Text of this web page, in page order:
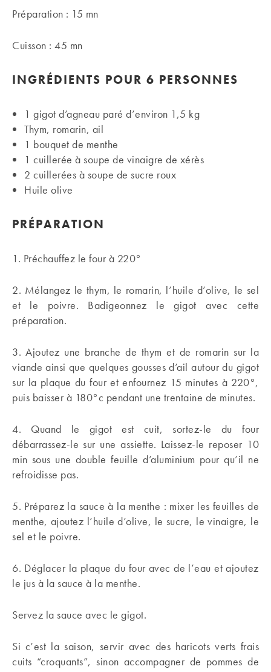
Préparation : 15 mn
Cuisson : 45 mn
INGRÉDIENTS POUR 6 PERSONNES
1 gigot d’agneau paré d’environ 1,5 kg
Thym, romarin, ail
1 bouquet de menthe
1 cuillerée à soupe de vinaigre de xérès
2 cuillerées à soupe de sucre roux
Huile olive
PRÉPARATION
1. Préchauffez le four à 220°
2. Mélangez le thym, le romarin, l’huile d’olive, le sel
et le poivre. Badigeonnez le gigot avec cette
préparation.
3. Ajoutez une branche de thym et de romarin sur la
viande ainsi que quelques gousses d’ail autour du gigot
sur la plaque du four et enfournez 15 minutes à 220°,
puis baisser à 180°c pendant une trentaine de minutes.
4. Quand le gigot est cuit, sortez-le du four
débarrassez-le sur une assiette. Laissez-le reposer 10
min sous une double feuille d’aluminium pour qu’il ne
refroidisse pas.
5. Préparez la sauce à la menthe : mixer les feuilles de
menthe, ajoutez l’huile d’olive, le sucre, le vinaigre, le
sel et le poivre.
6. Déglacer la plaque du four avec de l’eau et ajoutez
le jus à la sauce à la menthe.
Servez la sauce avec le gigot.
Si c’est la saison, servir avec des haricots verts frais
cuits “croquants”, sinon accompagner de pommes de